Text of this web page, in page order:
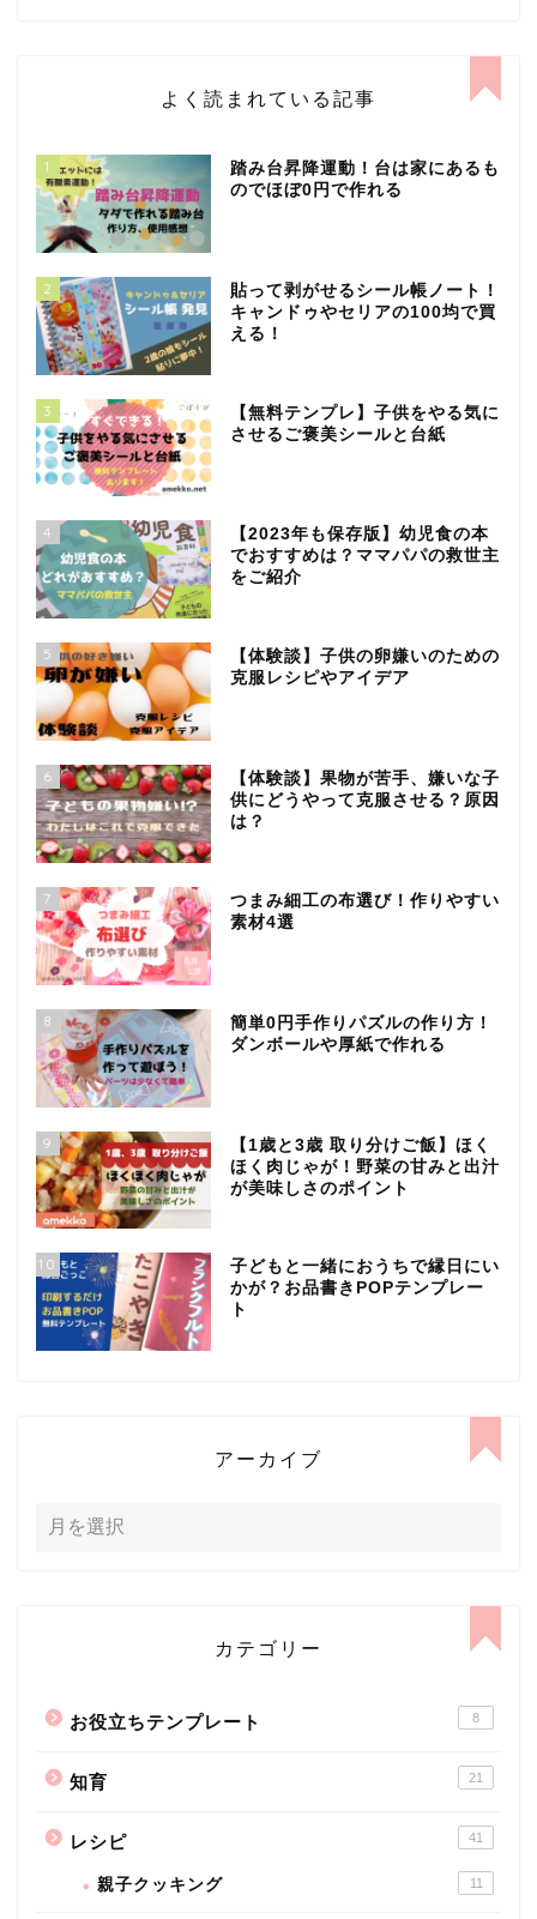
よく読まれている記事
1
踏み台昇降運動！台は家にあるも
のでほぼ0円で作れる
2
貼って剥がせるシール帳ノート！
キャンドゥやセリアの100均で買
える！
3
【無料テンプレ】子供をやる気に
させるご褒美シールと台紙
4
【2023年も保存版】幼児食の本
でおすすめは？ママパパの救世主
をご紹介
5
【体験談】子供の卵嫌いのための
克服レシピやアイデア
6
【体験談】果物が苦手、嫌いな子
供にどうやって克服させる？原因
は？
7
つまみ細工の布選び！作りやすい
素材4選
8
簡単0円手作りパズルの作り方！
ダンボールや厚紙で作れる
9
【1歳と3歳 取り分けご飯】ほく
ほく肉じゃが！野菜の甘みと出汁
が美味しさのポイント
10
子どもと一緒におうちで縁日にい
かが？お品書きPOPテンプレー
ト
アーカイブ
カテゴリー
お役立ちテンプレート 8
知育 21
レシピ 41
親子クッキング 11